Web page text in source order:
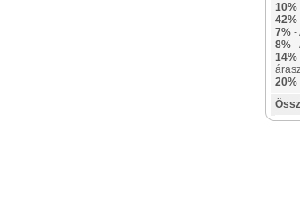
10%
42%
7% -
8% -
14%
20%